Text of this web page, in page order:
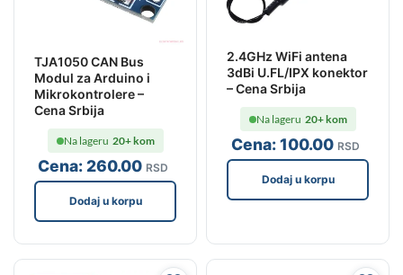
TJA1050 CAN Bus
Modul za Arduino i
Mikrokontrolere –
Cena Srbija
Cena: 260.00 RSD
Na lageru 20+ kom
Dodaj u korpu
2.4GHz WiFi antena
3dBi U.FL/IPX konektor
– Cena Srbija
Cena:100.00 RSD
Na lageru 20+ kom
Dodaj u korpu